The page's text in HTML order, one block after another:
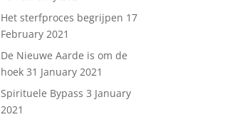
Het sterfproces begrijpen 17
February 2021
De Nieuwe Aarde is om de
hoek 31 January 2021
Spirituele Bypass 3 January
2021